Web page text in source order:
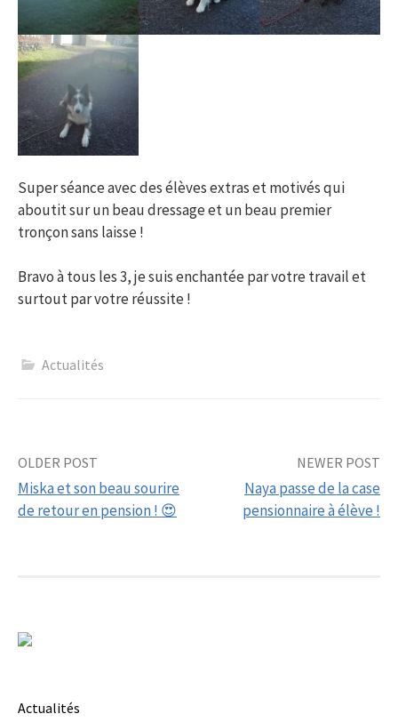
Super séance avec des élèves extras et motivés qui
aboutit sur un beau dressage et un beau premier
tronçon sans laisse !
Bravo à tous les 3, je suis enchantée par votre travail et
surtout par votre réussite !
Actualités
Post
navigation
OLDER POST
Miska et son beau sourire
de retour en pension ! 😍
NEWER POST
Naya passe de la case
pensionnaire à élève !
Actualités